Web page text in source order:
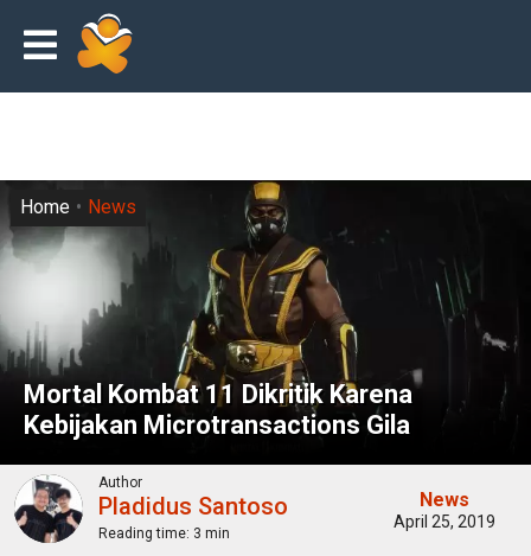
Mortal Kombat 11 Dikritik Karena
Kebijakan Microtransactions Gila
Home News
Author
Pladidus Santoso
Reading time: 3 min
News
April 25, 2019